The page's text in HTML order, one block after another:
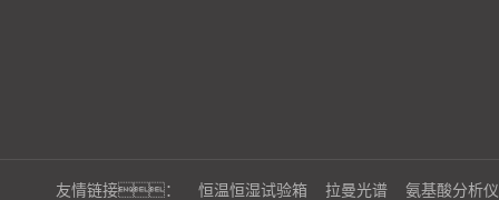
友情链接： 恒温恒湿试验箱 拉曼光谱 氨基酸分析仪